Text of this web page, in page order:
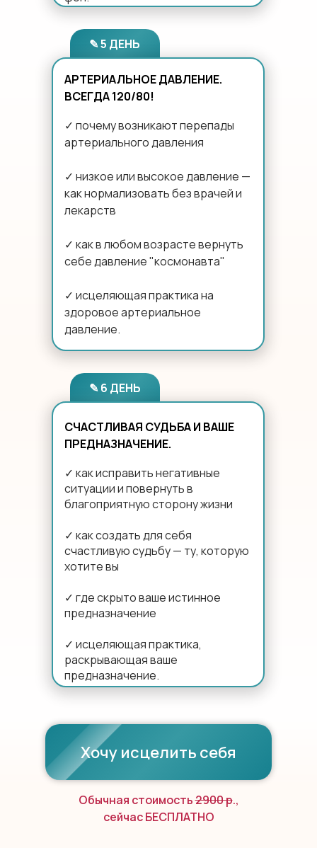
АРТЕРИАЛЬНОЕ ДАВЛЕНИЕ.
ВСЕГДА 120/80!
✓ почему возникают перепады
артериального давления
✓ низкое или высокое давление —
как нормализовать без врачей и
лекарств
✓ как в любом возрасте вернуть
себе давление "космонавта"
✓ исцеляющая практика на
здоровое артериальное
давление.
✎ 5 ДЕНЬ
СЧАСТЛИВАЯ СУДЬБА И ВАШЕ
ПРЕДНАЗНАЧЕНИЕ.
✓ как исправить негативные
ситуации и повернуть в
благоприятную сторону жизни
✓ как создать для себя
счастливую судьбу — ту, которую
хотите вы
✓ где скрыто ваше истинное
предназначение
✓ исцеляющая практика,
раскрывающая ваше
предназначение.
✎ 6 ДЕНЬ
Хочу исцелить себя
Обычная стоимость2900 р.,
сейчас БЕСПЛАТНО